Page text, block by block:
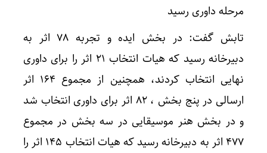
مرحله داوری رسید
تابش گفت: در بخش ایده و تجربه ٧٨ اثر به
دبیرخانه رسید که هیات انتخاب ٢١ اثر را برای داوری
نهایی انتخاب کردند، همچنین از مجموع ١۶۴ اثر
ارسالی در پنج بخش ، ٨٢ اثر برای داوری انتخاب شد
و در بخش هنر موسیقایی در سه بخش در مجموع
۴٧٧ اثر به دبیرخانه رسید که هیات انتخاب ١۴۵ اثر را